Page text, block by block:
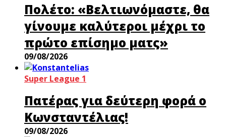
Πολέτο: «Βελτιωνόμαστε, θα
γίνουμε καλύτεροι μέχρι το
πρώτο επίσημο ματς»
09/08/2026
Super League 1
Πατέρας για δεύτερη φορά ο
Κωνσταντέλιας!
09/08/2026